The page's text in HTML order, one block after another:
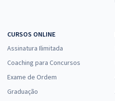
UFMA - Universidade Federal do
ou 12x de
Economize
CURSOS ONLINE
Assinatura Ilimitada
Coaching para Concursos
Exame de Ordem
Graduação